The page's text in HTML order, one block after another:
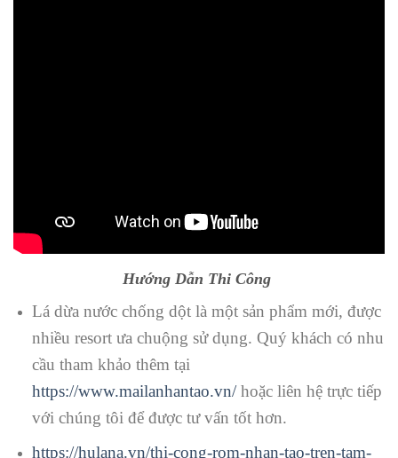
Hướng Dẫn Thi Công
Lá dừa nước chống dột là một sản phẩm mới, được
nhiều resort ưa chuộng sử dụng. Quý khách có nhu
cầu tham khảo thêm tại
https://www.mailanhantao.vn/hoặc liên hệ trực tiếp
với chúng tôi để được tư vấn tốt hơn.
https://hulana.vn/thi-cong-rom-nhan-tao-tren-tam-